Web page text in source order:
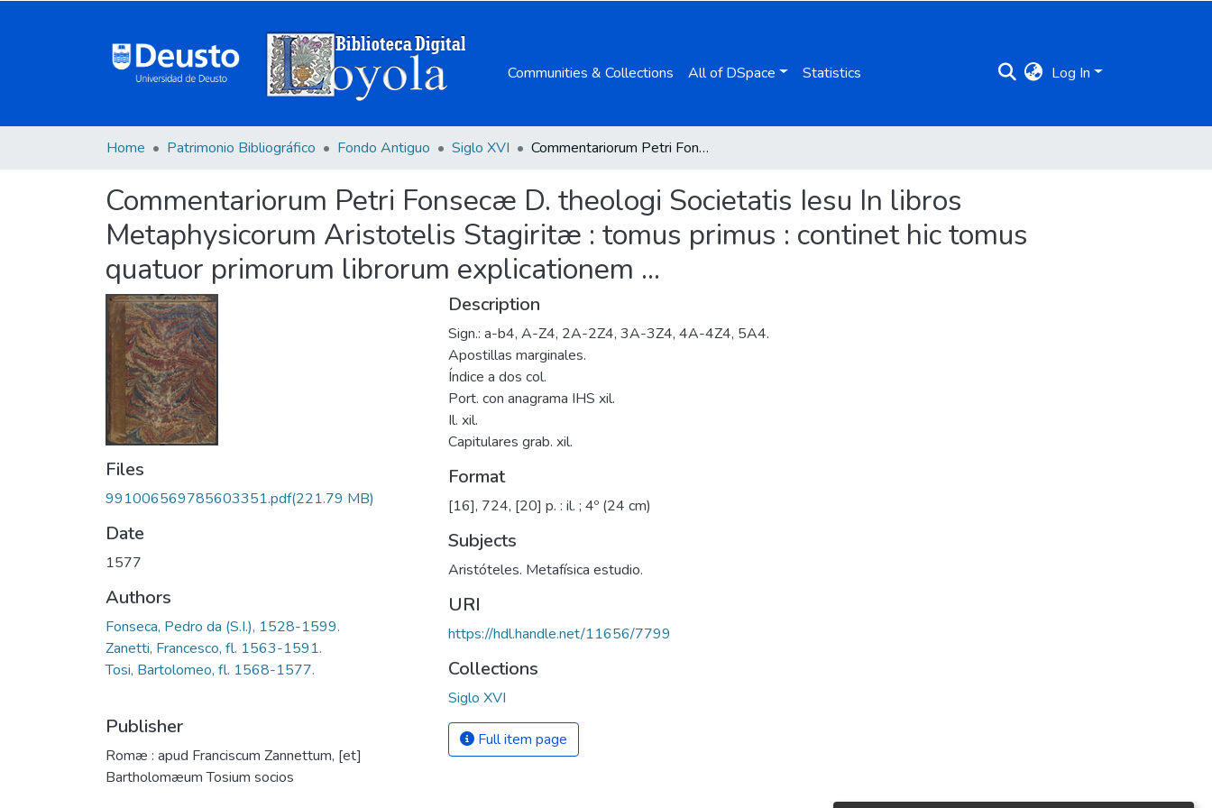
Communities & Collections All of DSpace Statistics Log In
Home Patrimonio Bibliográfico Fondo Antiguo Siglo XVI Commentariorum Petri Fonsecæ D. theologi Societatis Iesu In libros Metaphysicorum Aristotelis Stagiritæ : tomus primus : continet hic tomus quatuor primorum librorum explicationem ...
Commentariorum Petri Fonsecæ D. theologi Societatis Iesu In libros
Metaphysicorum Aristotelis Stagiritæ : tomus primus : continet hic tomus
quatuor primorum librorum explicationem ...
Files
991006569785603351.pdf(221.79 MB)
Date
1577
Authors
Fonseca, Pedro da (S.I.), 1528-1599.
Zanetti, Francesco, fl. 1563-1591.
Tosi, Bartolomeo, fl. 1568-1577.
Publisher
Romæ : apud Franciscum Zannettum, [et]
Bartholomæum Tosium socios
Description
Sign.: a-b4, A-Z4, 2A-2Z4, 3A-3Z4, 4A-4Z4, 5A4.
Apostillas marginales.
Índice a dos col.
Port. con anagrama IHS xil.
Il. xil.
Capitulares grab. xil.
Format
[16], 724, [20] p. : il. ; 4º (24 cm)
Subjects
Aristóteles. Metafísica estudio.
URI
https://hdl.handle.net/11656/7799
Collections
Siglo XVI
Full item page